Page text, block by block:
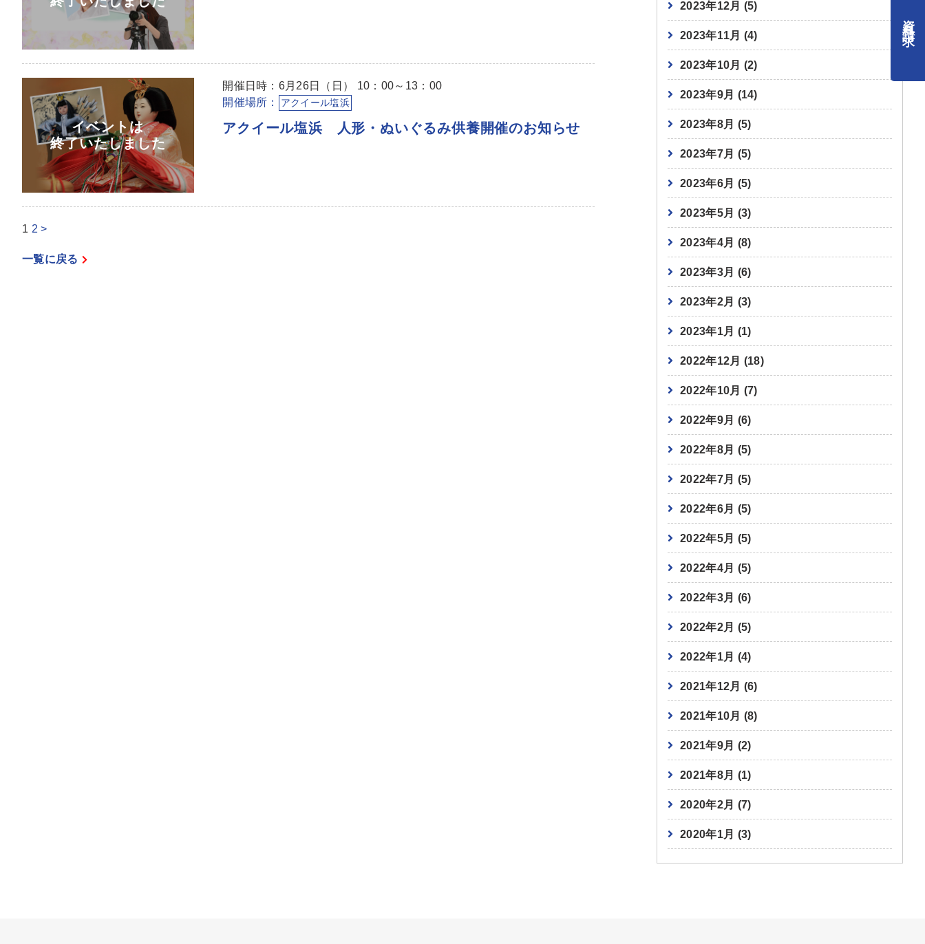
開催日時：6月26日（日） 10：00～13：00
開催場所：
アクイール塩浜
アクイール塩浜 人形・ぬいぐるみ供養開催のお知らせ
1 2 >
一覧に戻る
2023年12月 (5)
2023年11月 (4)
2023年10月 (2)
2023年9月 (14)
2023年8月 (5)
2023年7月 (5)
2023年6月 (5)
2023年5月 (3)
2023年4月 (8)
2023年3月 (6)
2023年2月 (3)
2023年1月 (1)
2022年12月 (18)
2022年10月 (7)
2022年9月 (6)
2022年8月 (5)
2022年7月 (5)
2022年6月 (5)
2022年5月 (5)
2022年4月 (5)
2022年3月 (6)
2022年2月 (5)
2022年1月 (4)
2021年12月 (6)
2021年10月 (8)
2021年9月 (2)
2021年8月 (1)
2020年2月 (7)
2020年1月 (3)
請求